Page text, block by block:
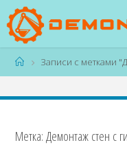
Перейти
содержимому
ГлавнаяЗаписи с метками
Метка: Демонтаж стен с